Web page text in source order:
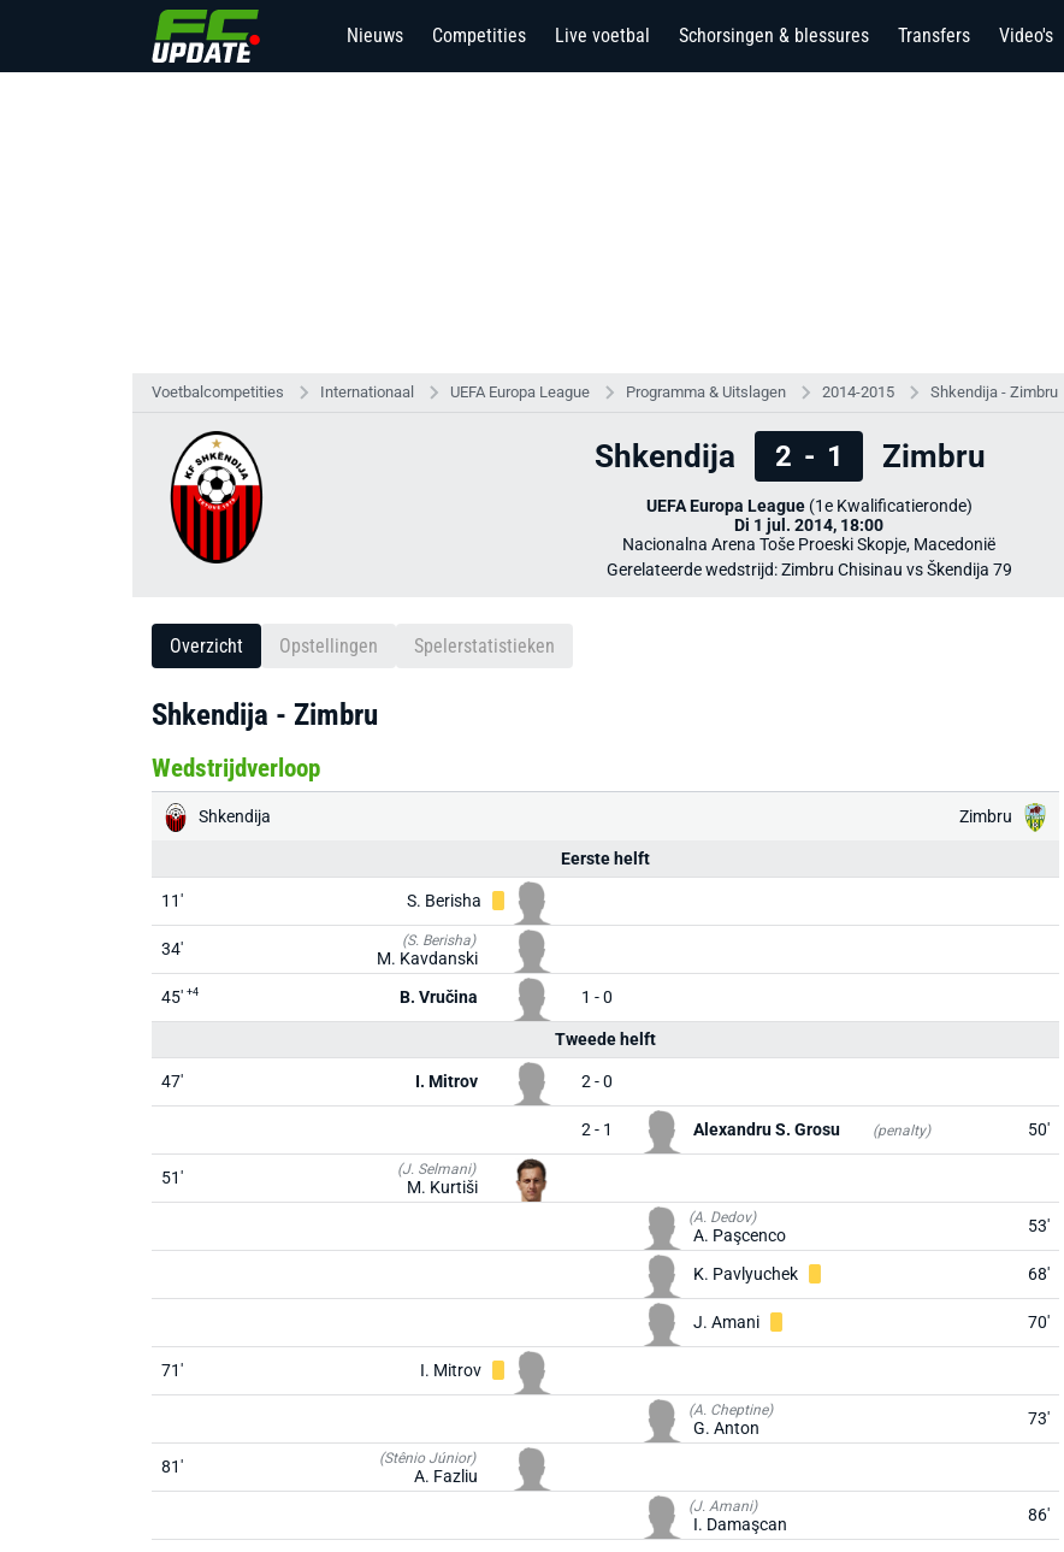
Nieuws Competities Live voetbal Schorsingen & blessures Transfers Video's
Voetbalcompetities Internationaal UEFA Europa League Programma & Uitslagen 2014-2015 Shkendija - Zimbru
Shkendija 2 - 1 Zimbru
UEFA Europa League(1e Kwalificatieronde)
Di 1 jul. 2014, 18:00
Nacionalna Arena Toše Proeski Skopje, Macedonië
Gerelateerde wedstrijd: Zimbru Chisinau vs Škendija 79
Overzicht Opstellingen Spelerstatistieken
Shkendija - Zimbru
Wedstrijdverloop
Shkendija Zimbru
Eerste helft
11' S. Berisha
34' (S. Berisha)
M. Kavdanski
45' +4 B. Vručina 1 - 0
Tweede helft
47' I. Mitrov 2 - 0
2 - 1 Alexandru S. Grosu (penalty) 50'
51' (J. Selmani)
M. Kurtiši
(A. Dedov)
A. Paşcenco 53'
K. Pavlyuchek 68'
J. Amani 70'
71' I. Mitrov
(A. Cheptine)
G. Anton 73'
81' (Stênio Júnior)
A. Fazliu
(J. Amani)
I. Damaşcan 86'